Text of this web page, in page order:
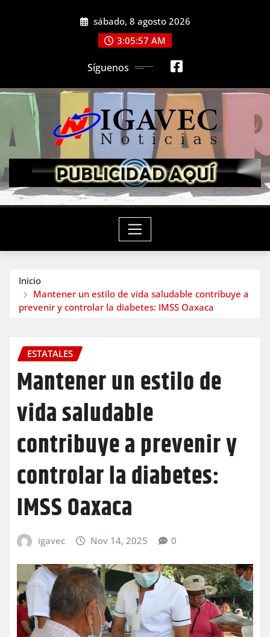
sábado, 8 agosto 2026
3:05:59 AM
Síguenos
Inicio
Mantener un estilo de vida saludable contribuye a
prevenir y controlar la diabetes: IMSS Oaxaca
ESTATALES
Mantener un estilo de
vida saludable
contribuye a prevenir y
controlar la diabetes:
IMSS Oaxaca
igavec Nov 14, 2025 0